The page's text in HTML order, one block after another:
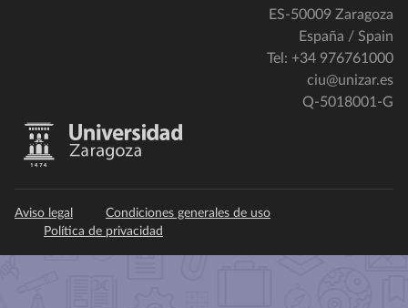
ES-50009 Zaragoza
España / Spain
Tel: +34 976761000
ciu@unizar.es
Q-5018001-G
Aviso legal
Condiciones generales de uso
Política de privacidad